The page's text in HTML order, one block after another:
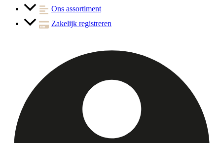
Ons assortiment
Zakelijk registreren